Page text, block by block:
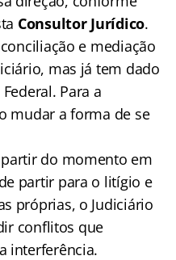
Consultor Jurídico.
e mediação
mas já tem dado
Para a
mudar a forma de se
do momento em
partir para o litígio e
próprias, o Judiciário
conflitos que
interferência.